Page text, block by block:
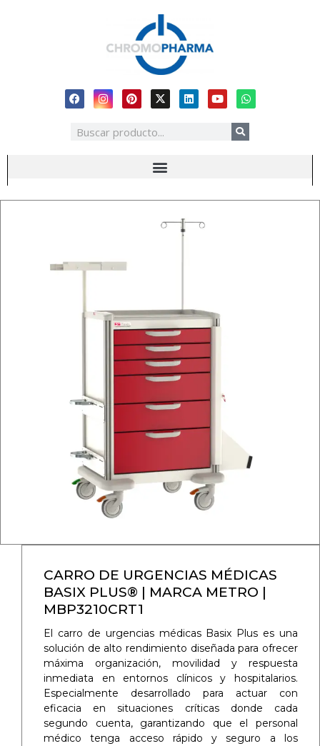
CARRO DE URGENCIAS MÉDICAS
BASIX PLUS® | MARCA METRO |
MBP3210CRT1
El carro de urgencias médicas Basix Plus es una
solución de alto rendimiento diseñada para ofrecer
máxima organización, movilidad y respuesta
inmediata en entornos clínicos y hospitalarios.
Especialmente desarrollado para actuar con
eficacia en situaciones críticas donde cada
segundo cuenta, garantizando que el personal
médico tenga acceso rápido y seguro a los